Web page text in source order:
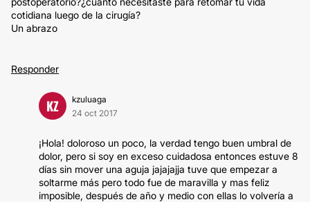
cotidiana luego de la cirugía?
Un abrazo
Responder
KZ
kzuluaga
24 oct 2017
¡Hola! doloroso un poco, la verdad tengo buen umbral de
dolor, pero si soy en exceso cuidadosa entonces estuve 8
días sin mover una aguja jajajajja tuve que empezar a
soltarme más pero todo fue de maravilla y mas feliz
imposible, después de año y medio con ellas lo volvería a